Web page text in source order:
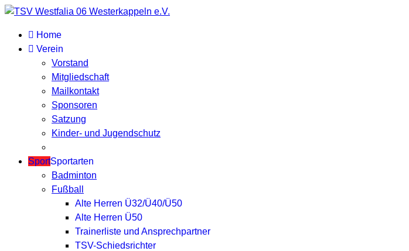
Home
Verein
Vorstand
Mitgliedschaft
Mailkontakt
Sponsoren
Satzung
Kinder- und Jugendschutz
SportSportarten
Badminton
Fußball
Alte Herren Ü32/Ü40/Ü50
Alte Herren Ü50
Trainerliste und Ansprechpartner
TSV-Schiedsrichter